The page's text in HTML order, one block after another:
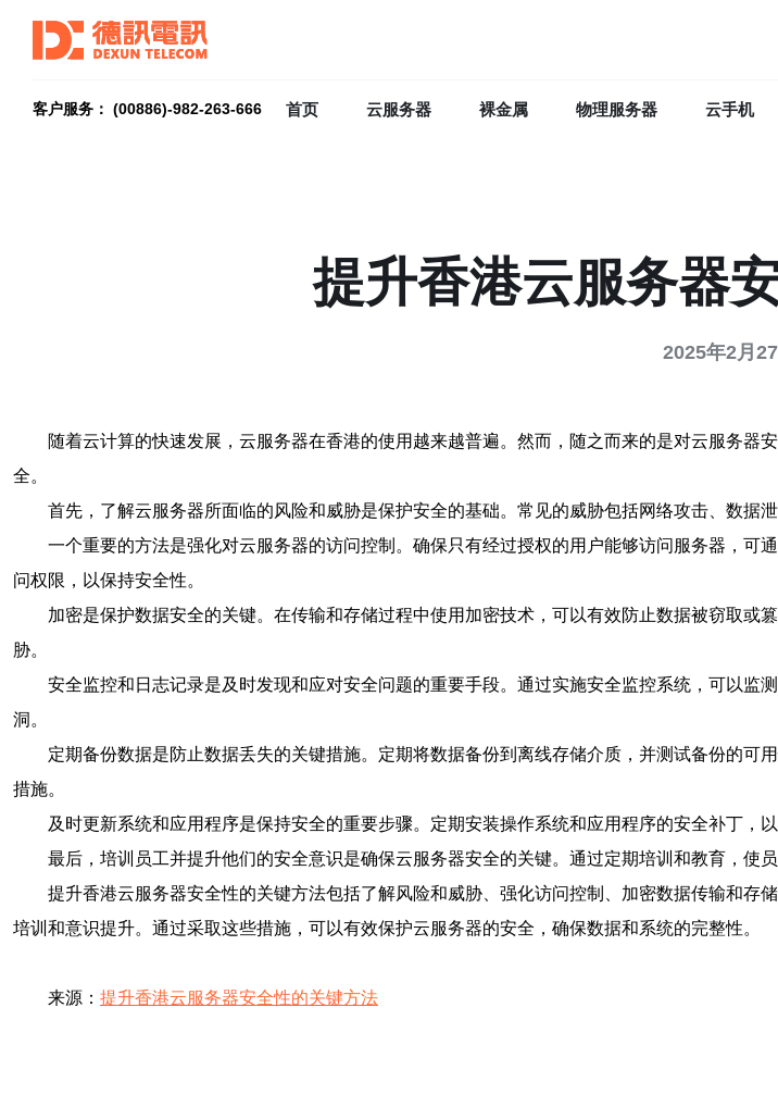
客户服务： (00886)-982-263-666 首页 云服务器 裸金属 物理服务器 云手机
提升香港云服务器
2025年2月
随着云计算的快速发展，云服务器在香港的使用越来越普遍。然而，随之而来的是对云服务
全。
首先，了解云服务器所面临的风险和威胁是保护安全的基础。常见的威胁包括网络攻击、数据
一个重要的方法是强化对云服务器的访问控制。确保只有经过授权的用户能够访问服务器，
问权限，以保持安全性。
加密是保护数据安全的关键。在传输和存储过程中使用加密技术，可以有效防止数据被窃取
胁。
安全监控和日志记录是及时发现和应对安全问题的重要手段。通过实施安全监控系统，可以
洞。
定期备份数据是防止数据丢失的关键措施。定期将数据备份到离线存储介质，并测试备份的
措施。
及时更新系统和应用程序是保持安全的重要步骤。定期安装操作系统和应用程序的安全补丁，
最后，培训员工并提升他们的安全意识是确保云服务器安全的关键。通过定期培训和教育，使
提升香港云服务器安全性的关键方法包括了解风险和威胁、强化访问控制、加密数据传输和
培训和意识提升。通过采取这些措施，可以有效保护云服务器的安全，确保数据和系统的完整性。
来源： 提升香港云服务器安全性的关键方法